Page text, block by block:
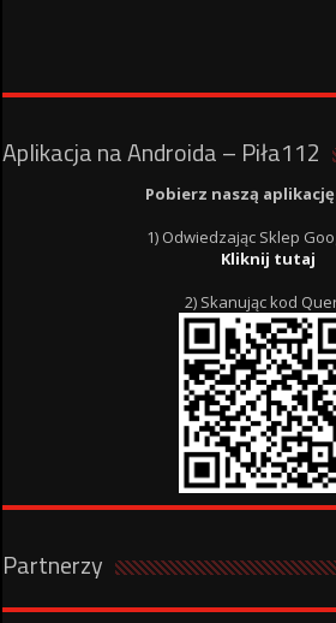
Aplikacja na Androida – Piła112
Pobierz naszą aplikację
1) Odwiedzając Sklep
Kliknij tutaj
2) Skanując kod
Partnerzy